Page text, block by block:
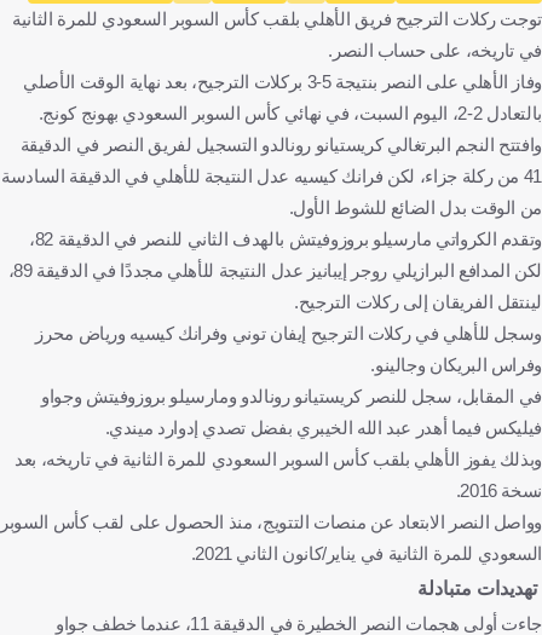
المملكة العربية السعودية
كرة قدم
توجت ركلات الترجيح فريق الأهلي بلقب كأس السوبر السعودي للمرة الثانية
في تاريخه، على حساب النصر.
وفاز الأهلي على النصر بنتيجة 5-3 بركلات الترجيح، بعد نهاية الوقت الأصلي
بالتعادل 2-2، اليوم السبت، في نهائي كأس السوبر السعودي بهونج كونج.
وافتتح النجم البرتغالي كريستيانو رونالدو التسجيل لفريق النصر في الدقيقة
41 من ركلة جزاء، لكن فرانك كيسيه عدل النتيجة للأهلي في الدقيقة السادسة
من الوقت بدل الضائع للشوط الأول.
وتقدم الكرواتي مارسيلو بروزوفيتش بالهدف الثاني للنصر في الدقيقة 82،
لكن المدافع البرازيلي روجر إيبانيز عدل النتيجة للأهلي مجددًا في الدقيقة 89،
لينتقل الفريقان إلى ركلات الترجيح.
وسجل للأهلي في ركلات الترجيح إيفان توني وفرانك كيسيه ورياض محرز
وفراس البريكان وجالينو.
في المقابل، سجل للنصر كريستيانو رونالدو ومارسيلو بروزوفيتش وجواو
فيليكس فيما أهدر عبد الله الخيبري بفضل تصدي إدوارد ميندي.
وبذلك يفوز الأهلي بلقب كأس السوبر السعودي للمرة الثانية في تاريخه، بعد
نسخة 2016.
وواصل النصر الابتعاد عن منصات التتويج، منذ الحصول على لقب كأس السوبر
السعودي للمرة الثانية في يناير/كانون الثاني 2021.
تهديدات متبادلة
جاءت أولى هجمات النصر الخطيرة في الدقيقة 11، عندما خطف جواو